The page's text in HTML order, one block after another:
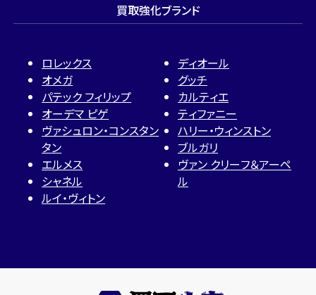
買取強化ブランド
ロレックス
オメガ
パテック フィリップ
オーデマ ピゲ
ヴァシュロン・コンスタン
タン
エルメス
シャネル
ルイ・ヴィトン
ディオール
グッチ
カルティエ
ティファニー
ハリー・ウィンストン
ブルガリ
ヴァン クリーフ＆アーペ
ル